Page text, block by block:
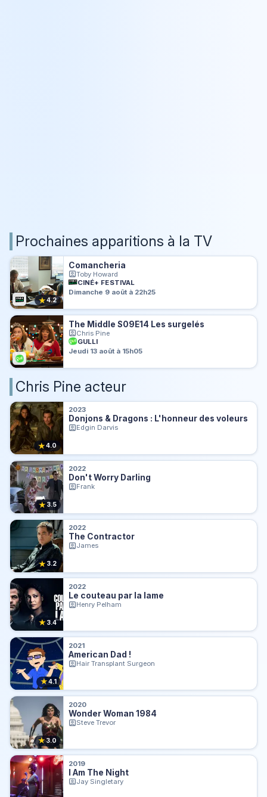
Prochaines apparitions à la TV
★4.2
Comancheria
Toby Howard
CINÉ+ FESTIVAL
Dimanche 9 août à 22h25
The Middle S09E14 Les surgelés
Chris Pine
GULLI
Jeudi 13 août à 15h05
Chris Pine acteur
★4.0
2023
Donjons & Dragons : L'honneur des voleurs
Edgin Darvis
★ 3.5
2022
Don't Worry Darling
Frank
★ 3.2
2022
The Contractor
James
★ 3.4
2022
Le couteau par la lame
Henry Pelham
★4.1
2021
American Dad !
Hair Transplant Surgeon
★3.0
2020
Wonder Woman 1984
Steve Trevor
2019
I Am The Night
Jay Singletary